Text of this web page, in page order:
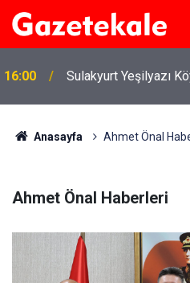
15:54 Kırıkkale'de çekiciye
Anasayfa Ahmet Önal
Ahmet Önal Haberleri